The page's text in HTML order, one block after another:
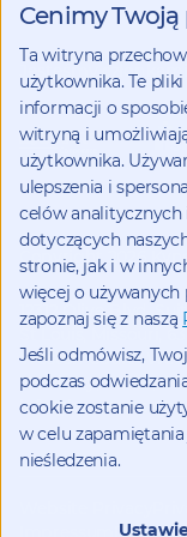
Cenimy
Ta witryna
użytkownika. Te
informacji o
witryną i
użytkownika.
ulepszenia i
celów
dotyczących
stronie, jak i w
więcej o używanych
zapoznaj się z naszą
Jeśli odmówisz,
podczas
cookie zostanie
w celu
nieśledzenia.
us
LinkedIn
Copyright 2026
12312 Olive Blvd,
St Louis, Missouri,
Weston Court ,
Newbury, Berks,
info@kynetec.com
Jesteśmy członkami